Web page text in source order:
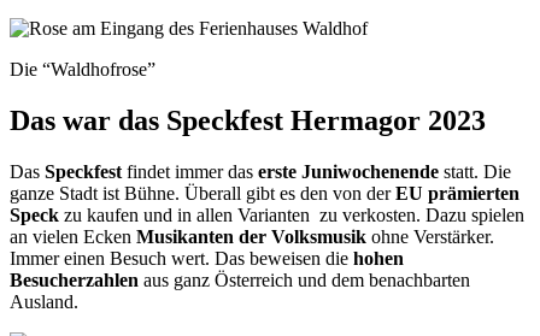
Die “Waldhofrose”
Das war das Speckfest Hermagor 2023
Das Speckfest findet immer das erste Juniwochenende statt. Die
ganze Stadt ist Bühne. Überall gibt es den von derEU prämierten
Speck zu kaufen und in allen Varianten zu verkosten. Dazu spielen
an vielen Ecken Musikanten der Volksmusik ohne Verstärker.
Immer einen Besuch wert. Das beweisen die hohen
Besucherzahlen aus ganz Österreich und dem benachbarten
Ausland.